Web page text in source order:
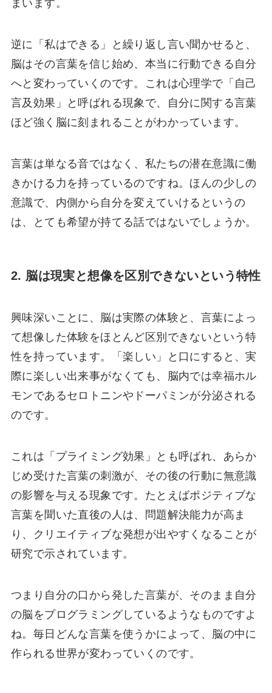
まいます。
逆に「私はできる」と繰り返し言い聞かせると、
脳はその言葉を信じ始め、本当に行動できる自分
へと変わっていくのです。これは心理学で「自己
言及効果」と呼ばれる現象で、自分に関する言葉
ほど強く脳に刻まれることがわかっています。
言葉は単なる音ではなく、私たちの潜在意識に働
きかける力を持っているのですね。ほんの少しの
意識で、内側から自分を変えていけるというの
は、とても希望が持てる話ではないでしょうか。
2. 脳は現実と想像を区別できないという特性
興味深いことに、脳は実際の体験と、言葉によっ
て想像した体験をほとんど区別できないという特
性を持っています。「楽しい」と口にすると、実
際に楽しい出来事がなくても、脳内では幸福ホル
モンであるセロトニンやドーパミンが分泌される
のです。
これは「プライミング効果」とも呼ばれ、あらか
じめ受けた言葉の刺激が、その後の行動に無意識
の影響を与える現象です。たとえばポジティブな
言葉を聞いた直後の人は、問題解決能力が高ま
り、クリエイティブな発想が出やすくなることが
研究で示されています。
つまり自分の口から発した言葉が、そのまま自分
の脳をプログラミングしているようなものですよ
ね。毎日どんな言葉を使うかによって、脳の中に
作られる世界が変わっていくのです。